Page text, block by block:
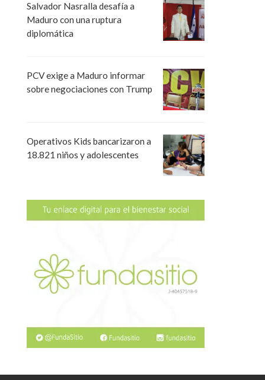
Salvador Nasralla desafía a
Maduro con una ruptura
diplomática
PCV exige a Maduro informar
sobre negociaciones con Trump
Operativos Kids bancarizaron a
18.821 niños y adolescentes